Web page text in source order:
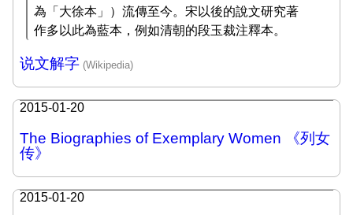
為「大徐本」）流傳至今。宋以後的說文研究著
作多以此為藍本，例如清朝的段玉裁注釋本。
说文解字
2015-01-20
The Biographies of Exemplary Women 《列女
传》
2015-01-20